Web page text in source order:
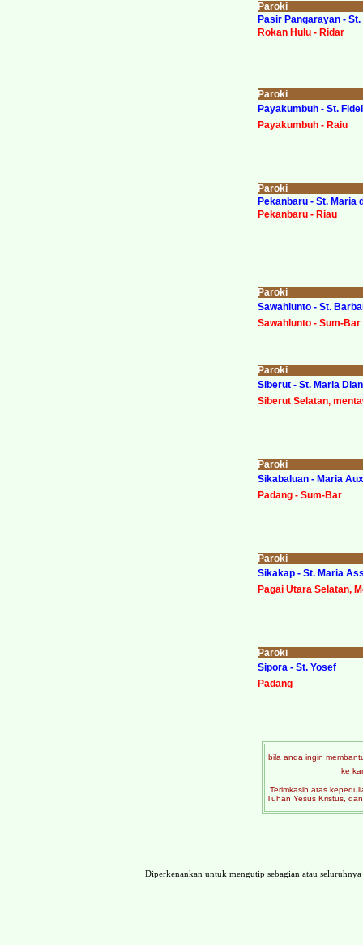
Paroki
Pasir Pangarayan -
Rokan Hulu - Ridar
Paroki
Payakumbuh - St.
Payakumbuh - Raiu
Paroki
Pekanbaru - St. Maria
Pekanbaru - Riau
Paroki
Sawahlunto - St.
Sawahlunto - Sum-Bar
Paroki
Siberut - St. Maria
Siberut Selatan,
Paroki
Sikabaluan - Maria
Padang - Sum-Bar
Paroki
Sikakap - St. Maria
Pagai Utara Selatan,
Paroki
Sipora - St. Yosef
Padang
bila anda ingin
ke
Terimkasih atas
Tuhan Yesus Kristus,
Diperkenankan untuk mengutip sebagian atau